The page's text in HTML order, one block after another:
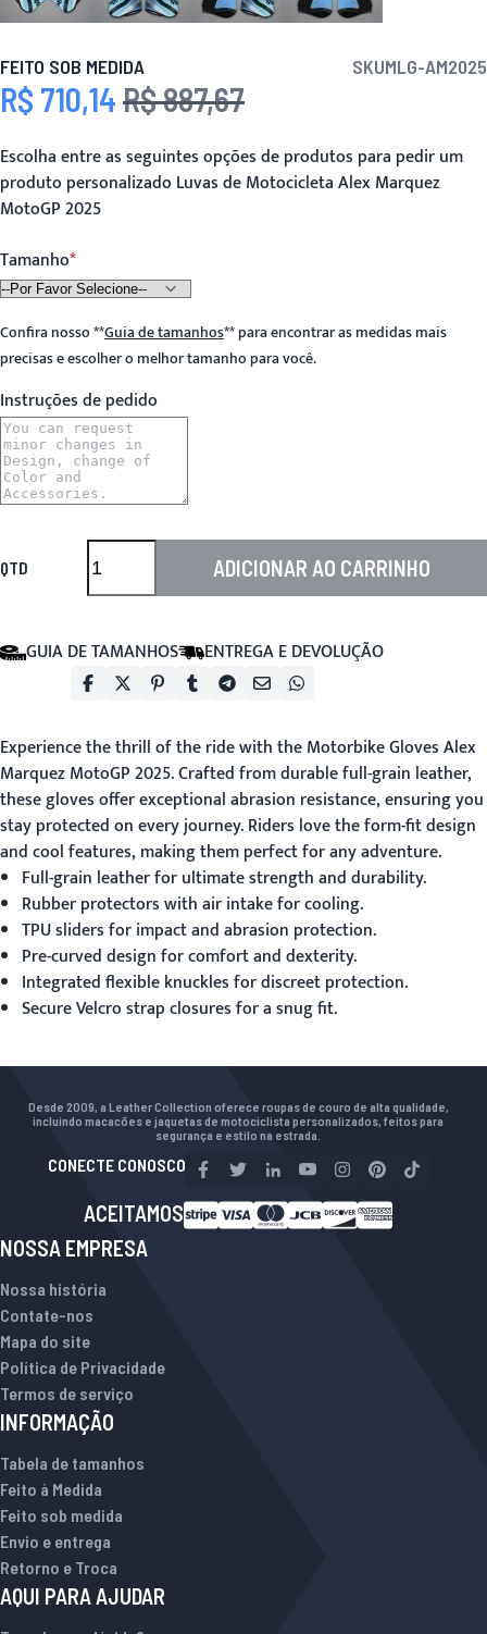
FEITO SOB MEDIDA SKUMLG-AM2025
Preço Especial
R$ 710,14 Preço
R$ 887,67
Escolha entre as seguintes opções de produtos para pedir um
produto personalizado Luvas de Motocicleta Alex Marquez
MotoGP 2025
Tamanho
Confira nosso**Guia de tamanhos**para encontrar as medidas mais
precisas e escolher o melhor tamanho para você.
Instruções de pedido
QTD ADICIONAR AO CARRINHO
GUIA DE TAMANHOS ENTREGA E DEVOLUÇÃO
Experience the thrill of the ride with theMotorbike GlovesAlex
Marquez MotoGP 2025. Crafted from durable full-grain leather,
these gloves offer exceptional abrasion resistance, ensuring you
stay protected on every journey. Riders love the form-fit design
and cool features, making them perfect for any adventure.
Full-grain leather for ultimate strength and durability.
Rubber protectors with air intake for cooling.
TPU sliders for impact and abrasion protection.
Pre-curved design for comfort and dexterity.
Integrated flexible knuckles for discreet protection.
Secure Velcro strap closures for a snug fit.
Desde 2009, a Leather Collection oferece roupas de couro de alta qualidade,
incluindo macacões e jaquetas de motociclista personalizados, feitos para
segurança e estilo na estrada.
CONECTE CONOSCO
ACEITAMOS
NOSSA EMPRESA
Nossa história
Contate-nos
Mapa do site
Política de Privacidade
Termos de serviço
INFORMAÇÃO
Tabela de tamanhos
Feito à Medida
Feito sob medida
Envio e entrega
Retorno e Troca
AQUI PARA AJUDAR